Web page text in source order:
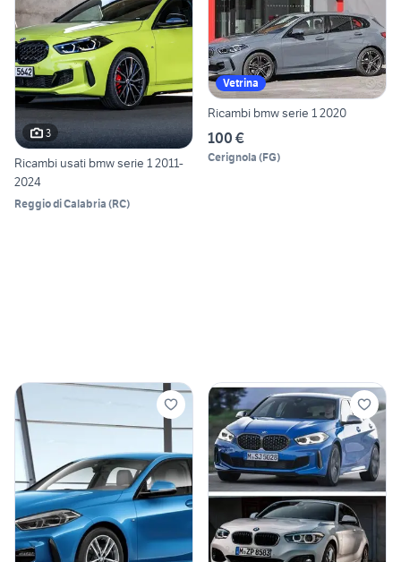
3
Ricambi usati bmw serie 1 2011-
2024
Reggio di Calabria (RC)
Vetrina
Ricambi bmw serie 1 2020
100 €
Cerignola (FG)